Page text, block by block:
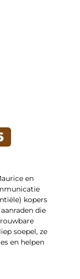
en
kopers
die
soepel, ze
en helpen